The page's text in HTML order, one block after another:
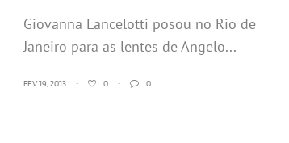
Giovanna Lancelotti posou no Rio de
Janeiro para as lentes de Angelo...
FEV 19, 2013 • 0 • 0